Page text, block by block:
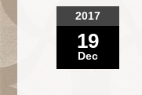
2017
19
Dec